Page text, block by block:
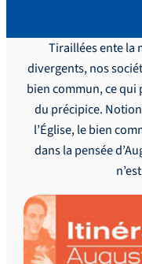
Tiraillées ente la
divergents, nos
bien commun, ce
du précipice.
l’Église, le bien
dans la pensée